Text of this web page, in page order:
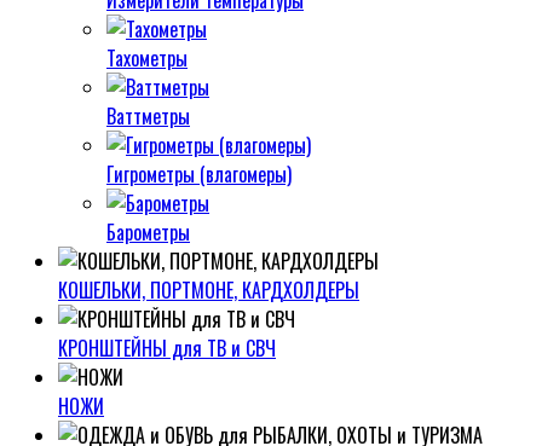
Тахометры
Ваттметры
Гигрометры (влагомеры)
Барометры
КОШЕЛЬКИ, ПОРТМОНЕ, КАРДХОЛДЕРЫ
КРОНШТЕЙНЫ для ТВ и СВЧ
НОЖИ